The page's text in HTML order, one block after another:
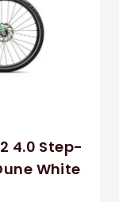
4.0 Step-
White